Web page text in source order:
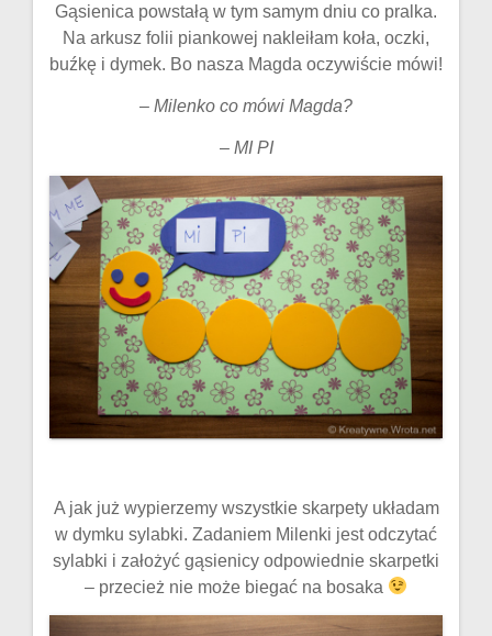
Gąsienica powstałą w tym samym dniu co pralka.
Na arkusz folii piankowej nakleiłam koła, oczki,
buźkę i dymek. Bo nasza Magda oczywiście mówi!
– Milenko co mówi Magda?
– MI PI
A jak już wypierzemy wszystkie skarpety układam
w dymku sylabki. Zadaniem Milenki jest odczytać
sylabki i założyć gąsienicy odpowiednie skarpetki
– przecież nie może biegać na bosaka